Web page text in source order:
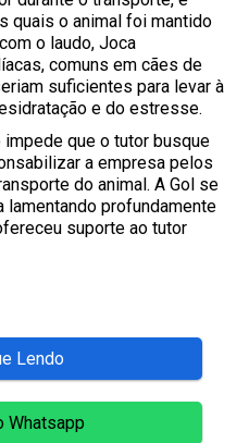
quais o animal foi mantido
o laudo, Joca
comuns em cães de
suficientes para levar à
e do estresse.
impede que o tutor busque
a empresa pelos
do animal. A Gol se
profundamente
suporte ao tutor
Lendo
Whatsapp